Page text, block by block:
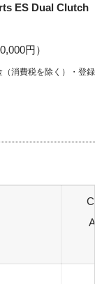
ES Dual Clutch
円）
消費税を除く）・登録